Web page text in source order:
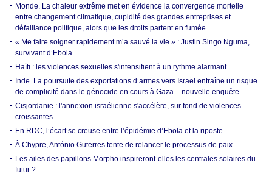
Monde. La chaleur extrême met en évidence la convergence mortelle
entre changement climatique, cupidité des grandes entreprises et
défaillance politique, alors que les droits partent en fumée
« Me faire soigner rapidement m’a sauvé la vie » : Justin Singo Nguma,
survivant d’Ebola
Haïti : les violences sexuelles s'intensifient à un rythme alarmant
Inde. La poursuite des exportations d’armes vers Israël entraîne un risque
de complicité dans le génocide en cours à Gaza – nouvelle enquête
Cisjordanie : l'annexion israélienne s'accélère, sur fond de violences
croissantes
En RDC, l’écart se creuse entre l’épidémie d’Ebola et la riposte
À Chypre, António Guterres tente de relancer le processus de paix
Les ailes des papillons Morpho inspireront-elles les centrales solaires du
futur ?